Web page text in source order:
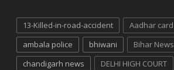
13-Killed-in-road-accident Aadhar card
ambala police
bhiwani
Bihar News
chandigarh news
DELHI HIGH COURT